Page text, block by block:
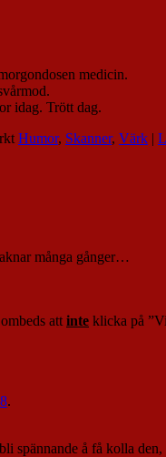
medicin.
idag. Trött dag.
Humor, Skanner, Värk |
många gånger…
att inte klicka på
.
spännande å få kolla